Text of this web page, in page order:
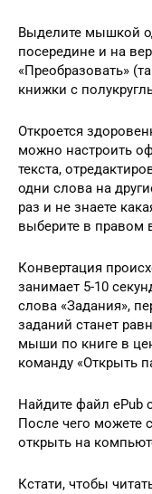
Выделите мышкой
посередине и на
«Преобразовать»
книжки с
Откроется
можно настроить
текста,
одни слова на
раз и не знаете
выберите в правом
Конвертация
занимает 5-10
слова «Задания»,
заданий станет
мыши по книге в
команду «Открыть
Найдите файл ePub
После чего можете
открыть на
Кстати, чтобы